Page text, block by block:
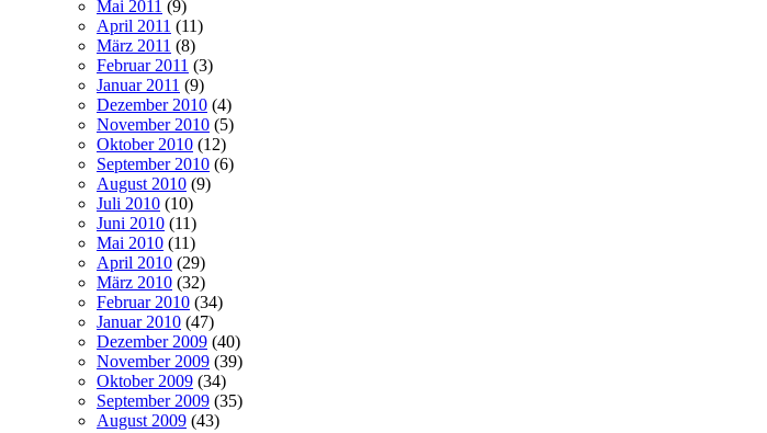
Mai 2011 (9)
April 2011 (11)
März 2011 (8)
Februar 2011 (3)
Januar 2011 (9)
Dezember 2010 (4)
November 2010 (5)
Oktober 2010 (12)
September 2010 (6)
August 2010 (9)
Juli 2010 (10)
Juni 2010 (11)
Mai 2010 (11)
April 2010 (29)
März 2010 (32)
Februar 2010 (34)
Januar 2010 (47)
Dezember 2009 (40)
November 2009 (39)
Oktober 2009 (34)
September 2009 (35)
August 2009 (43)